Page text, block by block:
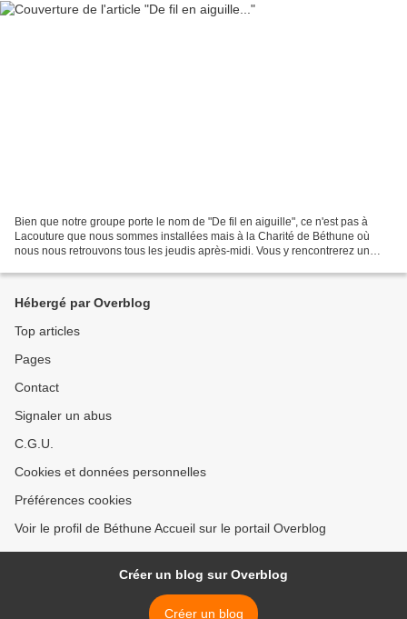
Bien que notre groupe porte le nom de "De fil en aiguille", ce n'est pas à
Lacouture que nous sommes installées mais à la Charité de Béthune où
nous nous retrouvons tous les jeudis après-midi. Vous y rencontrerez un
Hébergé par Overblog
Top articles
Pages
Contact
Signaler un abus
C.G.U.
Cookies et données personnelles
Préférences cookies
Voir le profil de Béthune Accueil sur le portail Overblog
Créer un blog sur Overblog
Créer un blog